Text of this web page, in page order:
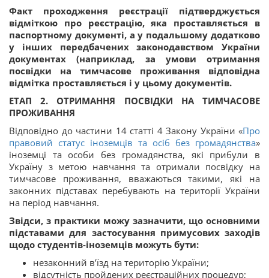
Факт проходження реєстрації підтверджується
відміткою про реєстрацію, яка проставляється в
паспортному документі, а у подальшому додатково
у інших передбачених законодавством України
документах (наприклад, за умови отримання
посвідки на тимчасове проживання відповідна
відмітка проставляється і у цьому документів.
ЕТАП 2. ОТРИМАННЯ ПОСВІДКИ НА ТИМЧАСОВЕ
ПРОЖИВАННЯ
Відповідно до частини 14 статті 4 Закону України «Про
правовий статус іноземців та осіб без громадянства»
іноземці та особи без громадянства, які прибули в
Україну з метою навчання та отримали посвідку на
тимчасове проживання, вважаються такими, які на
законних підставах перебувають на території України
на період навчання.
Звідси, з практики можу зазначити, що основними
підставами для застосування примусових заходів
щодо студентів-іноземців можуть бути:
незаконний в’їзд на територію України;
відсутність пройдених реєстраційних процедур;